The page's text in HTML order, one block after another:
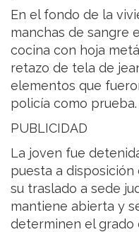
En el fondo de la
manchas de sangre
cocina con hoja
retazo de tela de
elementos que
policía como prueba.
PUBLICIDAD
La joven fue
puesta a disposición
su traslado a sede
mantiene abierta y
determinen el grado